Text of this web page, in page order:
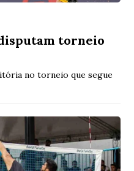
torneio
no torneio que segue